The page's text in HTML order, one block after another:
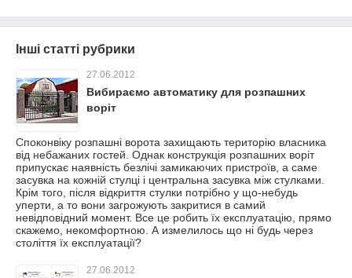
Інші статті рубрики
27.06.2012
Вибираємо автоматику для розпашних
воріт
Споконвіку розпашні ворота захищають територію власника
від небажаних гостей. Однак конструкція розпашних воріт
припускає наявність безлічі замикаючих пристроїв, а саме
засувка на кожній стулці і центральна засувка між стулками.
Крім того, після відкриття стулки потрібно у що-небудь
уперти, а то вони загрожують закритися в самий
невідповідний момент. Все це робить їх експлуатацію, прямо
скажемо, некомфортною. А измелилось що ні будь через
століття їх експлуатації?
27.06.2012